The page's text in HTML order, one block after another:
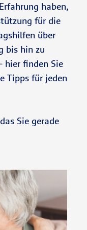
haben,
für die
über
bis hin zu
hier finden Sie
Tipps für jeden
Sie gerade